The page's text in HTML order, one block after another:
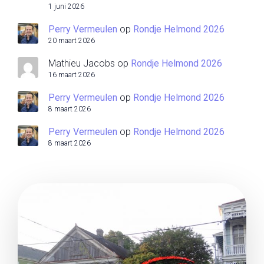
1 juni 2026
Perry Vermeulen op Rondje Helmond 2026
20 maart 2026
Mathieu Jacobs op Rondje Helmond 2026
16 maart 2026
Perry Vermeulen op Rondje Helmond 2026
8 maart 2026
Perry Vermeulen op Rondje Helmond 2026
8 maart 2026